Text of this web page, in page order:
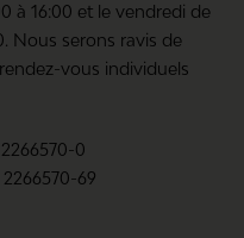
à 16:00 et le vendredi de
Nous serons ravis de
vous individuels
2266570-0
2266570-69